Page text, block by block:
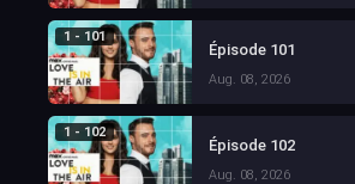
1 - 101
Épisode 101
Aug. 08, 2026
1 - 102
Épisode 102
Aug. 08, 2026